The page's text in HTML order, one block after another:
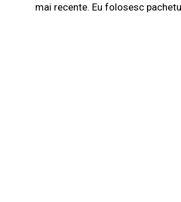
mai recente. Eu folosesc